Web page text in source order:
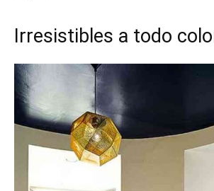
Irresistibles a todo